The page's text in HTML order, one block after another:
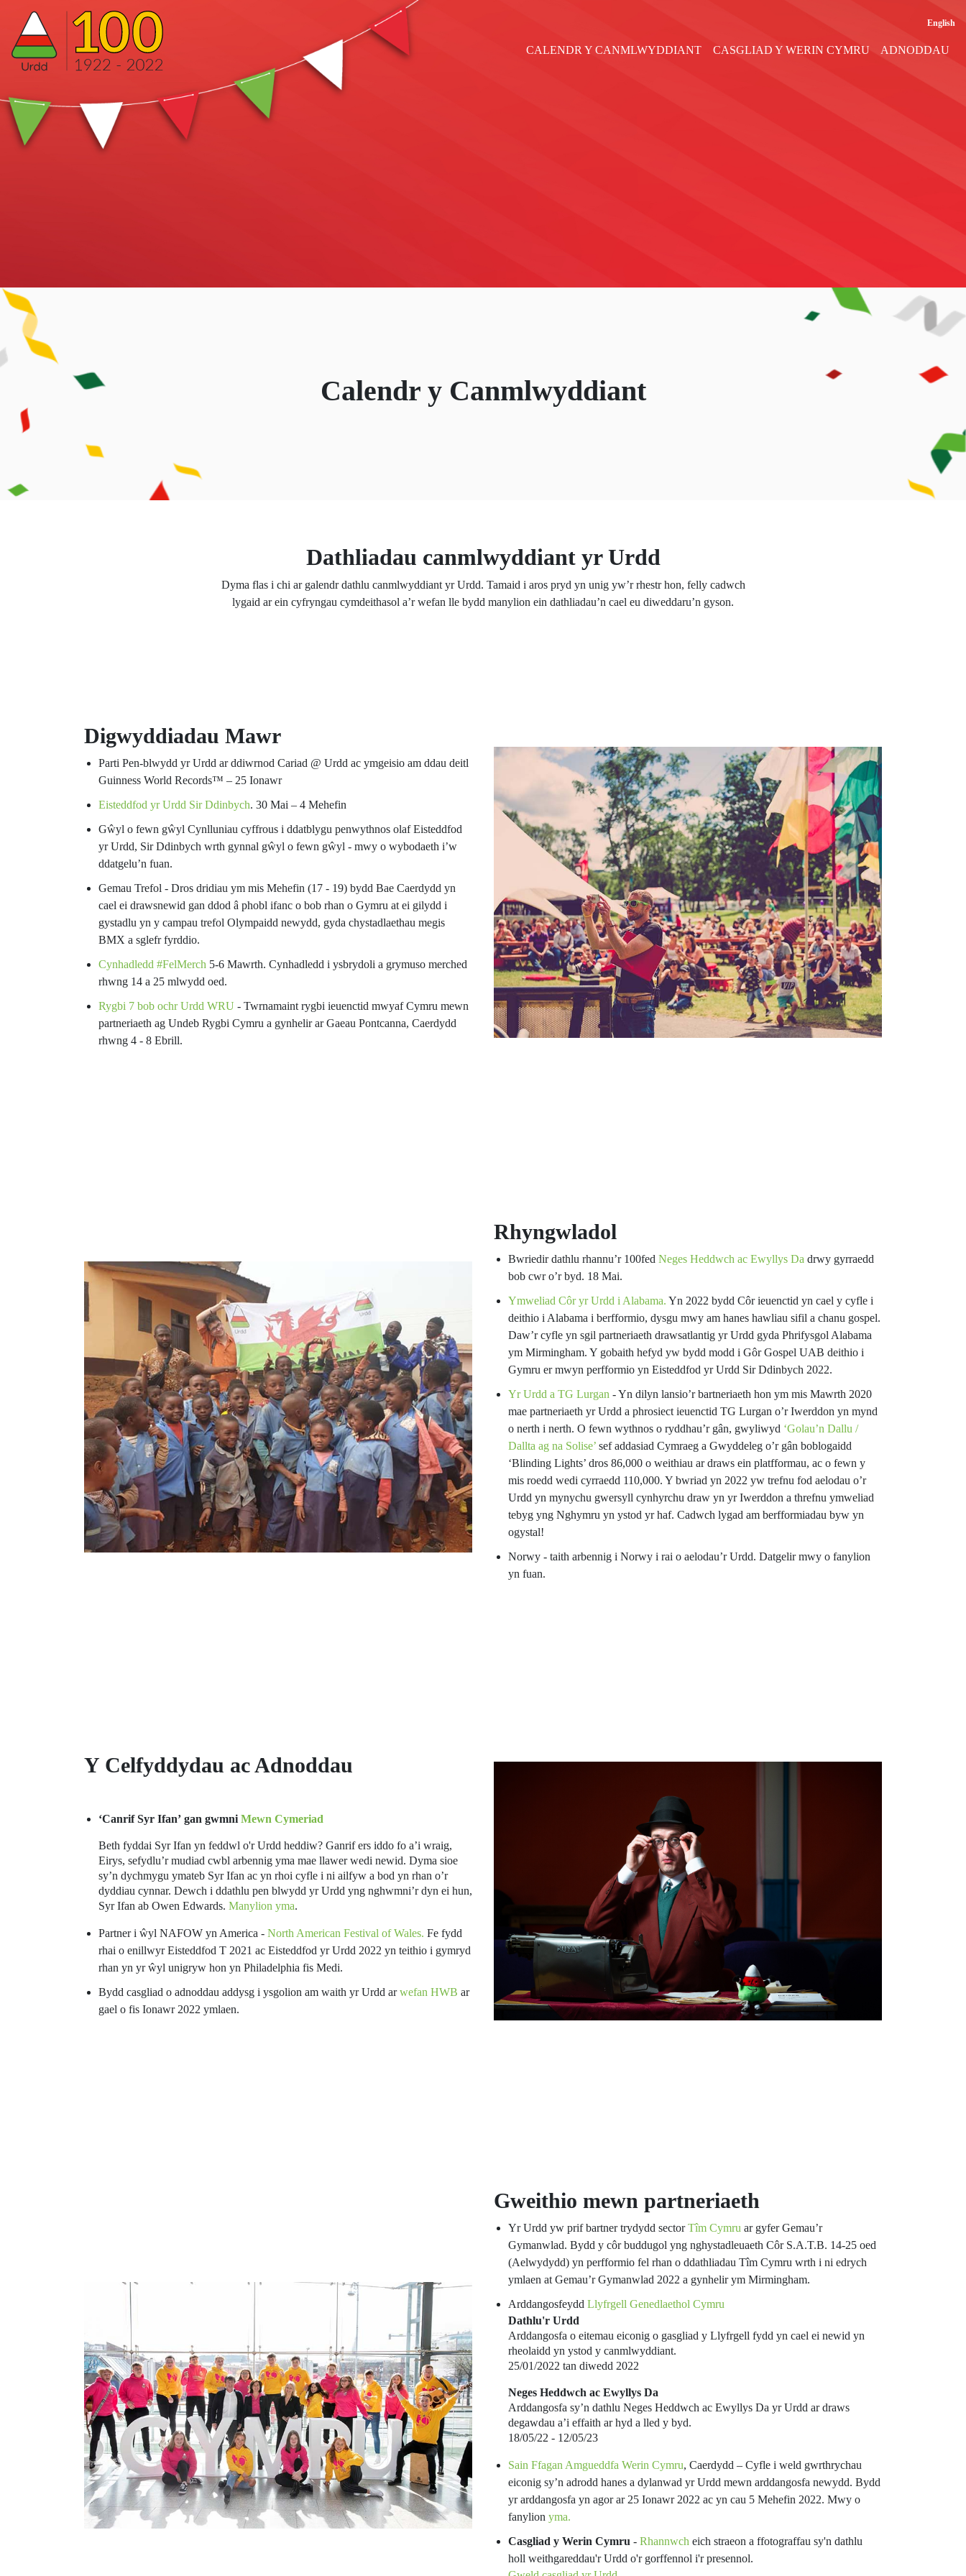
Urdd 100th Anniversary English
CALENDR Y CANMLWYDDIANT CASGLIAD Y WERIN CYMRU ADNODDAU
Calendr y Canmlwyddiant
Dathliadau canmlwyddiant yr Urdd
Dyma flas i chi ar galendr dathlu canmlwyddiant yr Urdd. Tamaid i aros pryd yn unig yw’r rhestr hon, felly cadwch
lygaid ar ein cyfryngau cymdeithasol a’r wefan lle bydd manylion ein dathliadau’n cael eu diweddaru’n gyson.
Digwyddiadau Mawr
Parti Pen-blwydd yr Urdd ar ddiwrnod Cariad @ Urdd ac ymgeisio am ddau deitl
Guinness World Records™ – 25 Ionawr
Eisteddfod yr Urdd Sir Ddinbych. 30 Mai – 4 Mehefin
Gŵyl o fewn gŵyl Cynlluniau cyffrous i ddatblygu penwythnos olaf Eisteddfod
yr Urdd, Sir Ddinbych wrth gynnal gŵyl o fewn gŵyl - mwy o wybodaeth i’w
ddatgelu’n fuan.
Gemau Trefol - Dros dridiau ym mis Mehefin (17 - 19) bydd Bae Caerdydd yn
cael ei drawsnewid gan ddod â phobl ifanc o bob rhan o Gymru at ei gilydd i
gystadlu yn y campau trefol Olympaidd newydd, gyda chystadlaethau megis
BMX a sglefr fyrddio.
Cynhadledd #FelMerch 5-6 Mawrth. Cynhadledd i ysbrydoli a grymuso merched
rhwng 14 a 25 mlwydd oed.
Rygbi 7 bob ochr Urdd WRU - Twrnamaint rygbi ieuenctid mwyaf Cymru mewn
partneriaeth ag Undeb Rygbi Cymru a gynhelir ar Gaeau Pontcanna, Caerdydd
rhwng 4 - 8 Ebrill.
Rhyngwladol
Bwriedir dathlu rhannu’r 100fed Neges Heddwch ac Ewyllys Da drwy gyrraedd
bob cwr o’r byd. 18 Mai.
Ymweliad Côr yr Urdd i Alabama. Yn 2022 bydd Côr ieuenctid yn cael y cyfle i
deithio i Alabama i berfformio, dysgu mwy am hanes hawliau sifil a chanu gospel.
Daw’r cyfle yn sgil partneriaeth drawsatlantig yr Urdd gyda Phrifysgol Alabama
ym Mirmingham. Y gobaith hefyd yw bydd modd i Gôr Gospel UAB deithio i
Gymru er mwyn perfformio yn Eisteddfod yr Urdd Sir Ddinbych 2022.
Yr Urdd a TG Lurgan - Yn dilyn lansio’r bartneriaeth hon ym mis Mawrth 2020
mae partneriaeth yr Urdd a phrosiect ieuenctid TG Lurgan o’r Iwerddon yn mynd
o nerth i nerth. O fewn wythnos o ryddhau’r gân, gwyliwyd ‘Golau’n Dallu /
Dallta ag na Solise’ sef addasiad Cymraeg a Gwyddeleg o’r gân boblogaidd
‘Blinding Lights’ dros 86,000 o weithiau ar draws ein platfformau, ac o fewn y
mis roedd wedi cyrraedd 110,000. Y bwriad yn 2022 yw trefnu fod aelodau o’r
Urdd yn mynychu gwersyll cynhyrchu draw yn yr Iwerddon a threfnu ymweliad
tebyg yng Nghymru yn ystod yr haf. Cadwch lygad am berfformiadau byw yn
ogystal!
Norwy - taith arbennig i Norwy i rai o aelodau’r Urdd. Datgelir mwy o fanylion
yn fuan.
Y Celfyddydau ac Adnoddau
‘Canrif Syr Ifan’ gan gwmni Mewn Cymeriad
Beth fyddai Syr Ifan yn feddwl o'r Urdd heddiw? Ganrif ers iddo fo a’i wraig,
Eirys, sefydlu’r mudiad cwbl arbennig yma mae llawer wedi newid. Dyma sioe
sy’n dychmygu ymateb Syr Ifan ac yn rhoi cyfle i ni ailfyw a bod yn rhan o’r
dyddiau cynnar. Dewch i ddathlu pen blwydd yr Urdd yng nghwmni’r dyn ei hun,
Syr Ifan ab Owen Edwards. Manylion yma.
Partner i ŵyl NAFOW yn America - North American Festival of Wales. Fe fydd
rhai o enillwyr Eisteddfod T 2021 ac Eisteddfod yr Urdd 2022 yn teithio i gymryd
rhan yn yr ŵyl unigryw hon yn Philadelphia fis Medi.
Bydd casgliad o adnoddau addysg i ysgolion am waith yr Urdd arwefan HWB ar
gael o fis Ionawr 2022 ymlaen.
Gweithio mewn partneriaeth
Yr Urdd yw prif bartner trydydd sectorTîm Cymru ar gyfer Gemau’r
Gymanwlad. Bydd y côr buddugol yng nghystadleuaeth Côr S.A.T.B. 14-25 oed
(Aelwydydd) yn perfformio fel rhan o ddathliadau Tîm Cymru wrth i ni edrych
ymlaen at Gemau’r Gymanwlad 2022 a gynhelir ym Mirmingham.
Arddangosfeydd Llyfrgell Genedlaethol Cymru
Dathlu'r Urdd
Arddangosfa o eitemau eiconig o gasgliad y Llyfrgell fydd yn cael ei newid yn
rheolaidd yn ystod y canmlwyddiant.
25/01/2022 tan diwedd 2022
Neges Heddwch ac Ewyllys Da
Arddangosfa sy’n dathlu Neges Heddwch ac Ewyllys Da yr Urdd ar draws
degawdau a’i effaith ar hyd a lled y byd.
18/05/22 - 12/05/23
Sain Ffagan Amgueddfa Werin Cymru, Caerdydd – Cyfle i weld gwrthrychau
eiconig sy’n adrodd hanes a dylanwad yr Urdd mewn arddangosfa newydd. Bydd
yr arddangosfa yn agor ar 25 Ionawr 2022 ac yn cau 5 Mehefin 2022. Mwy o
fanylion yma.
Casgliad y Werin Cymru - Rhannwch eich straeon a ffotograffau sy'n dathlu
holl weithgareddau'r Urdd o'r gorffennol i'r presennol.